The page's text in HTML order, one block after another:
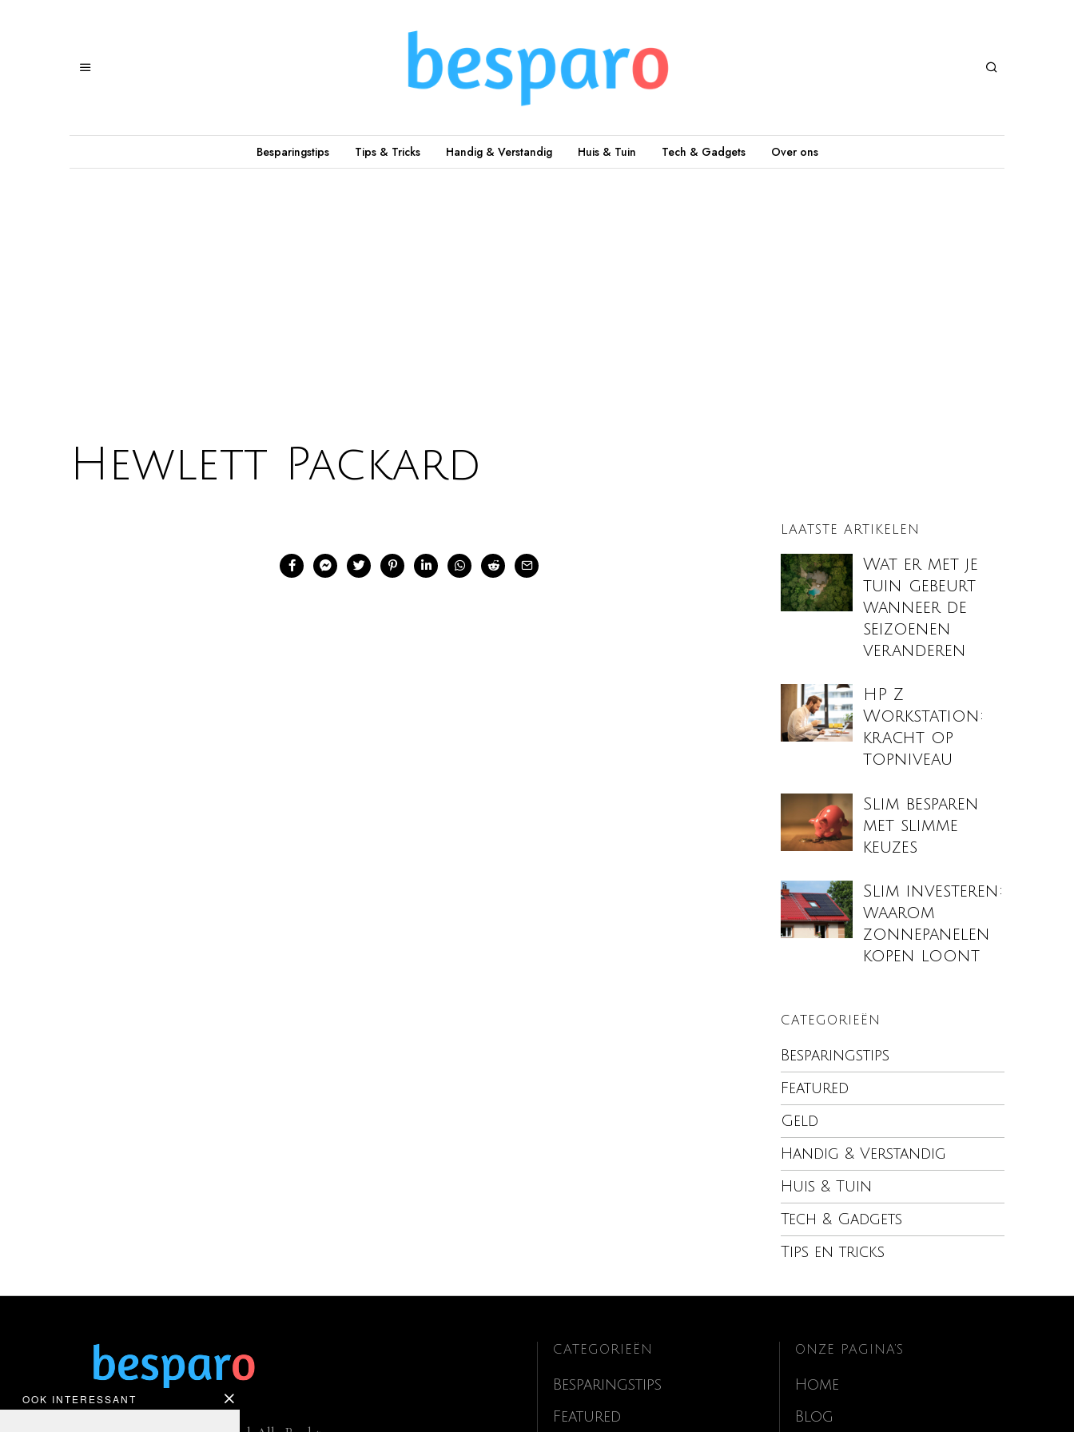
Besparingstips Tips & Tricks Handig & Verstandig Huis & Tuin Tech & Gadgets Over ons
Hewlett Packard
LAATSTE ARTIKELEN
Wat er met je
tuin gebeurt
wanneer de
seizoenen
veranderen
HP Z
Workstation:
kracht op
topniveau
Slim besparen
met slimme
keuzes
Slim investeren:
waarom
zonnepanelen
kopen loont
CATEGORIEËN
Besparingstips
Featured
Geld
Handig & Verstandig
Huis & Tuin
Tech & Gadgets
Tips en tricks
OOK INTERESSANT
CATEGORIEËN
Besparingstips
Featured
ONZE PAGINA’S
Home
Blog